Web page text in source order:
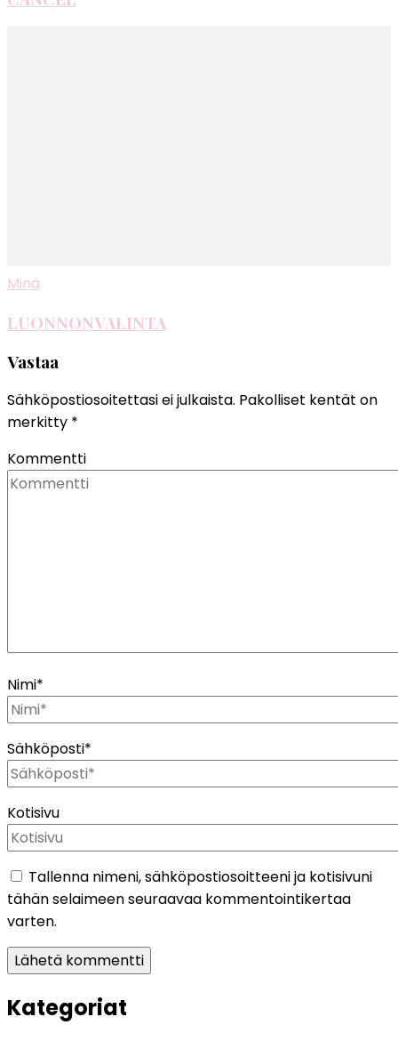
Minä
LUONNONVALINTA
Vastaa
Sähköpostiosoitettasi ei julkaista. Pakolliset kentät on
merkitty *
Kommentti
Nimi*
Sähköposti*
Kotisivu
Tallenna nimeni, sähköpostiosoitteeni ja kotisivuni
tähän selaimeen seuraavaa kommentointikertaa
varten.
Kategoriat